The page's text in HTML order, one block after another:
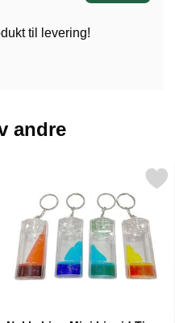
til levering!
andre
som favoritt
Merk nøkkelring Mini